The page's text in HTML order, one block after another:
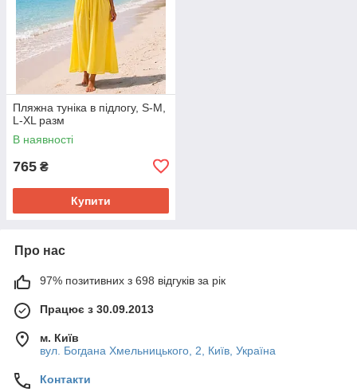
Пляжна туніка в підлогу, S-M,
L-XL разм
В наявності
765 ₴
Купити
Про нас
97% позитивних з 698 відгуків за рік
Працює з 30.09.2013
м. Київ
вул. Богдана Хмельницького, 2, Київ, Україна
Контакти